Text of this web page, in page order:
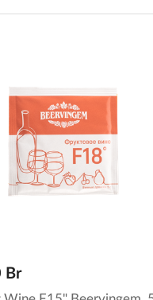
Br